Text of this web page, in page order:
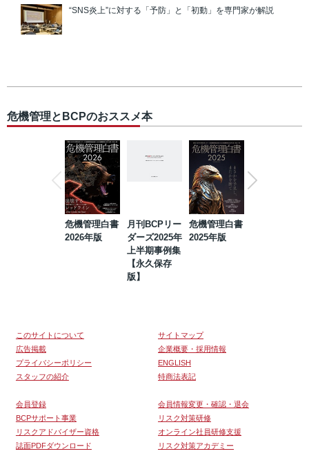
“SNS炎上”に対する「予防」と「初動」を専門家が解説
危機管理とBCPのおススメ本
危機管理白書
2026年版
月刊BCPリー
ダーズ2025年
上半期事例集
【永久保存
版】
危機管理白書
2025年版
このサイトについて
サイトマップ
広告掲載
企業概要・採用情報
プライバシーポリシー
ENGLISH
スタッフの紹介
特商法表記
会員登録
会員情報変更・確認・退会
BCPサポート事業
リスク対策研修
リスクアドバイザー資格
オンライン社員研修支援
誌面PDFダウンロード
リスク対策アカデミー